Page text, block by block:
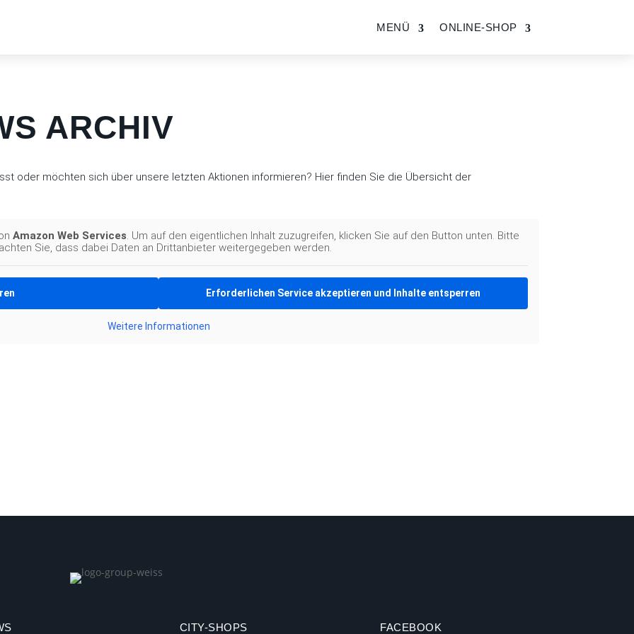
MENÜ ONLINE-SHOP
ARCHIV
oder möchten sich über unsere letzten Aktionen informieren? Hier finden Sie die Übersicht der
Amazon Web Services. Um auf den eigentlichen Inhalt zuzugreifen, klicken Sie auf den Button unten. Bitte
Sie, dass dabei Daten an Drittanbieter weitergegeben werden.
Erforderlichen Service akzeptieren und Inhalte entsperren
Weitere Informationen
CITY-SHOPS FACEBOOK